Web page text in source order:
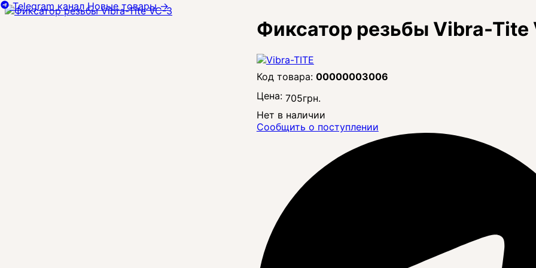
Фиксатор резьбы Vibra-Tite
00000003006
Цена: 705грн.
Нет в наличии
Сообщить о поступлении
Telegram канал Новые товары→